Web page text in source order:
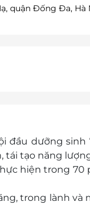
quận Đống Đa, Hà
đầu dưỡng
tái tạo năng
hiện trong
trong lành